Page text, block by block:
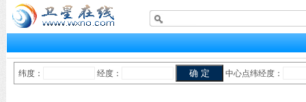
纬度： 经度： 中心点纬经度：